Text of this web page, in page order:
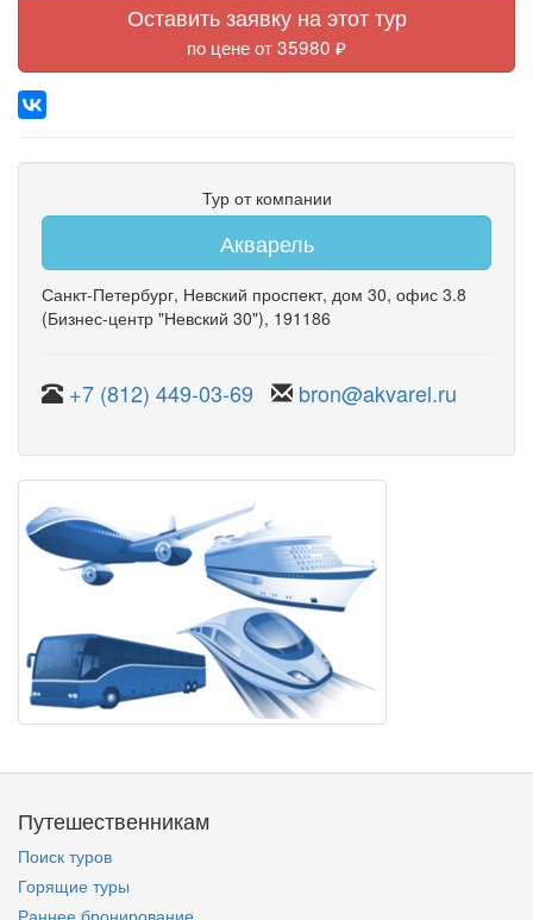
Оставить заявку на этот тур
по цене от 35980 ₽
Тур от компании
Акварель
Санкт-Петербург, Невский проспект, дом 30, офис 3.8
(Бизнес-центр "Невский 30"), 191186
+7 (812) 449-03-69 bron@akvarel.ru
Путешественникам
Поиск туров
Горящие туры
Раннее бронирование